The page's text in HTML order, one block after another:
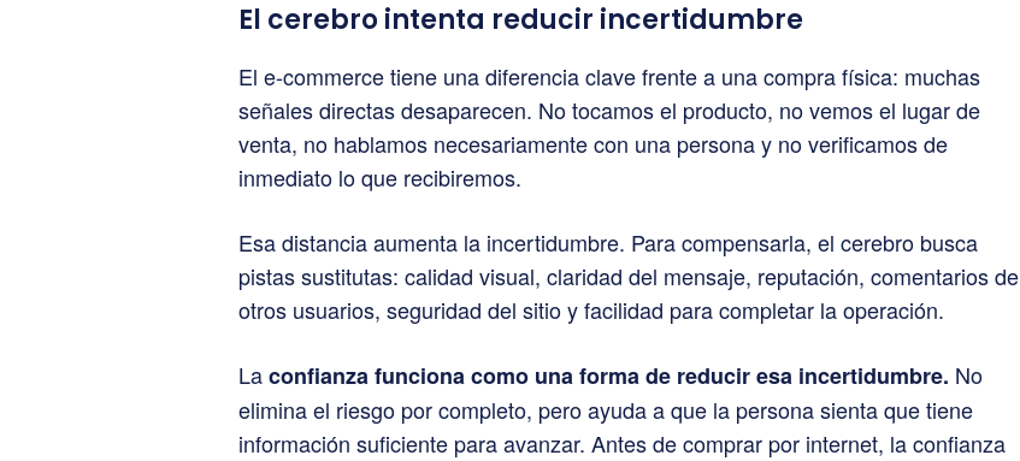
El cerebro intenta reducir incertidumbre
El e-commerce tiene una diferencia clave frente a una compra física: muchas
señales directas desaparecen. No tocamos el producto, no vemos el lugar de
venta, no hablamos necesariamente con una persona y no verificamos de
inmediato lo que recibiremos.
Esa distancia aumenta la incertidumbre. Para compensarla, el cerebro busca
pistas sustitutas: calidad visual, claridad del mensaje, reputación, comentarios de
otros usuarios, seguridad del sitio y facilidad para completar la operación.
Laconfianza funciona como una forma de reducir esa incertidumbre. No
elimina el riesgo por completo, pero ayuda a que la persona sienta que tiene
información suficiente para avanzar. Antes de comprar por internet, la confianza